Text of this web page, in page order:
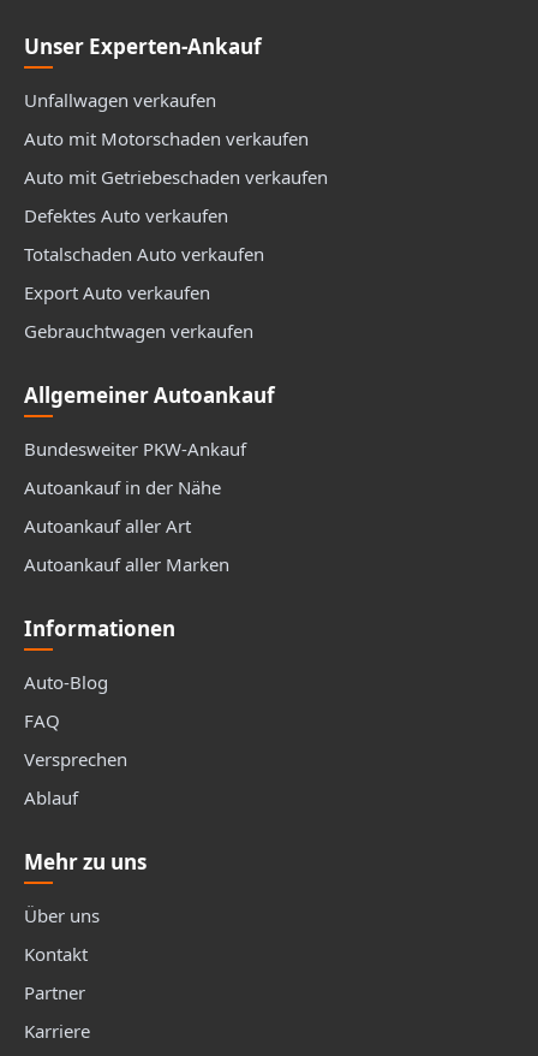
Unser Experten-Ankauf
Unfallwagen verkaufen
Auto mit Motorschaden verkaufen
Auto mit Getriebeschaden verkaufen
Defektes Auto verkaufen
Totalschaden Auto verkaufen
Export Auto verkaufen
Gebrauchtwagen verkaufen
Allgemeiner Autoankauf
Bundesweiter PKW-Ankauf
Autoankauf in der Nähe
Autoankauf aller Art
Autoankauf aller Marken
Informationen
Auto-Blog
FAQ
Versprechen
Ablauf
Mehr zu uns
Über uns
Kontakt
Partner
Karriere